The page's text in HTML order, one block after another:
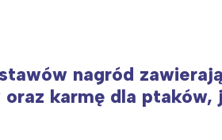
nagród
karmę dla